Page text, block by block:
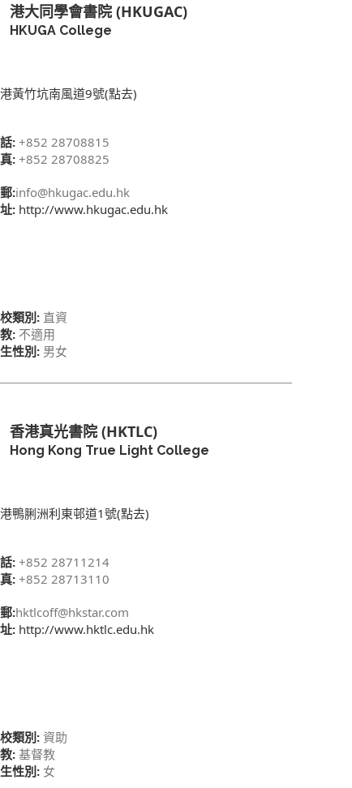
港大同學會書院 (HKUGAC)
HKUGA College
黃竹坑南風道9號(點去)
:+852 28708815
:+852 28708825
:info@hkugac.edu.hk
:http://www.hkugac.edu.hk
類別:直資
:不適用
性別:男女
香港真光書院 (HKTLC)
Hong Kong True Light College
鴨脷洲利東邨道1號(點去)
:+852 28711214
:+852 28713110
:hktlcoff@hkstar.com
:http://www.hktlc.edu.hk
類別:資助
:基督教
性別:女